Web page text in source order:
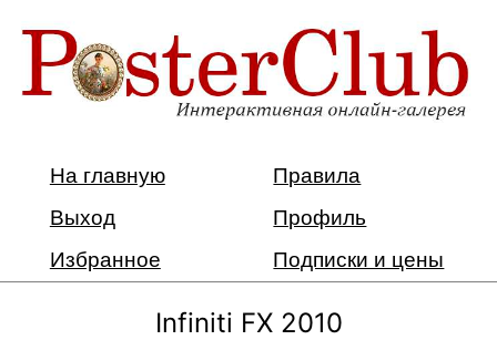
На главную
Правила
Выход
Профиль
Избранное
Подписки и цены
Infiniti FX 2010